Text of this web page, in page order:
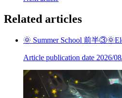
Related articles
🌞 Summer School 前半
Article publication date 2026/